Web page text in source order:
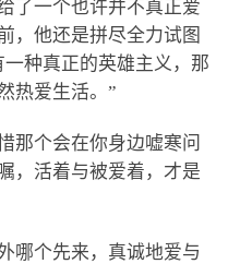
了一个也许并不真正爱
，他还是拼尽全力试图
种真正的英雄主义，那
热爱生活。”
那个会在你身边嘘寒问
，活着与被爱着，才是
哪个先来，真诚地爱与